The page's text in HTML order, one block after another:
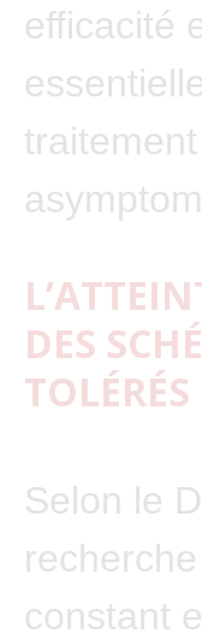
efficacité
DES
TOLÉRÉS
Selon le D
constant